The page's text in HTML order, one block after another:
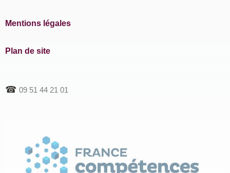
Mentions légales
Plan de site
☎ 09 51 44 21 01